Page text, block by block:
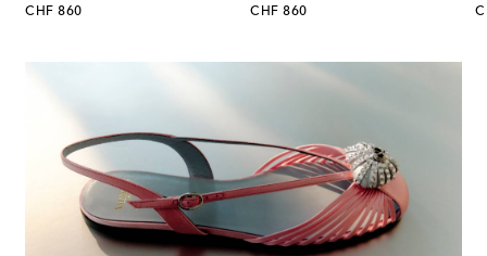
CHF 860
original price
CHF 860
original price